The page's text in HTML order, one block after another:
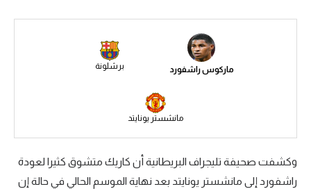
الدوري الإنجليزي
دوري أبطال أوروبا
أمم إفريقيا
كرة السلة الأمريكية
ماركوس راشفورد برشلونة
مانشستر يونايتد
وكشفت صحيفة تليجراف البريطانية أن كاريك متشوق كثيرا لعودة
راشفورد إلى مانشستر يونايتد بعد نهاية الموسم الحالي في حالة إن